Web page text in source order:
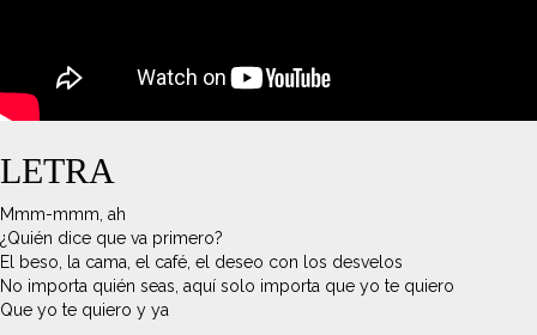
LETRA
Mmm-mmm, ah
¿Quién dice que va primero?
El beso, la cama, el café, el deseo con los desvelos
No importa quién seas, aquí solo importa que yo te quiero
Que yo te quiero y ya